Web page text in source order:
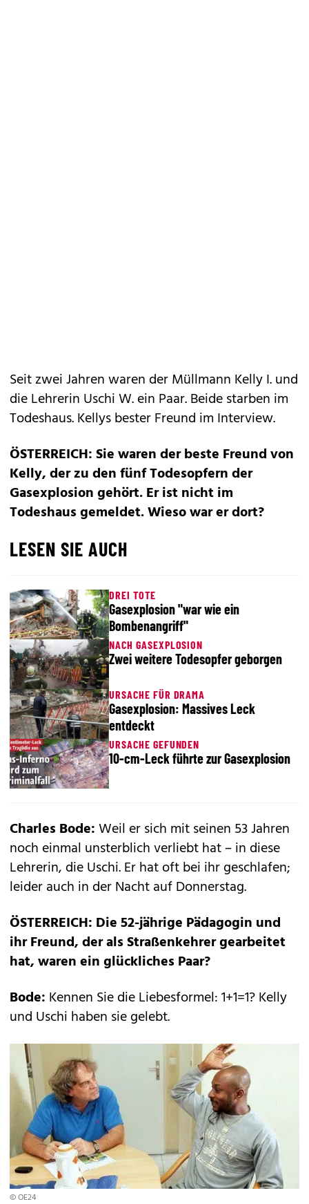
Seit zwei Jahren waren der Müllmann Kelly I. und
die Lehrerin Uschi W. ein Paar. Beide starben im
Todeshaus. Kellys bester Freund im Interview.
ÖSTERREICH: Sie waren der beste Freund von
Kelly, der zu den fünf Todesopfern der
Gasexplosion gehört. Er ist nicht im
Todeshaus gemeldet. Wieso war er dort?
LESEN SIE AUCH
DREI TOTE
Gasexplosion "war wie ein
Bombenangriff"
NACH GASEXPLOSION
Zwei weitere Todesopfer geborgen
URSACHE FÜR DRAMA
Gasexplosion: Massives Leck
entdeckt
URSACHE GEFUNDEN
10-cm-Leck führte zur Gasexplosion
Charles Bode:Weil er sich mit seinen 53 Jahren
noch einmal unsterblich verliebt hat – in diese
Lehrerin, die Uschi. Er hat oft bei ihr geschlafen;
leider auch in der Nacht auf Donnerstag.
ÖSTERREICH: Die 52-jährige Pädagogin und
ihr Freund, der als Straßenkehrer gearbeitet
hat, waren ein glückliches Paar?
Bode: Kennen Sie die Liebesformel: 1+1=1? Kelly
und Uschi haben sie gelebt.
© OE24